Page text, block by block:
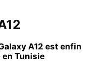
A12 est enfin
Tunisie